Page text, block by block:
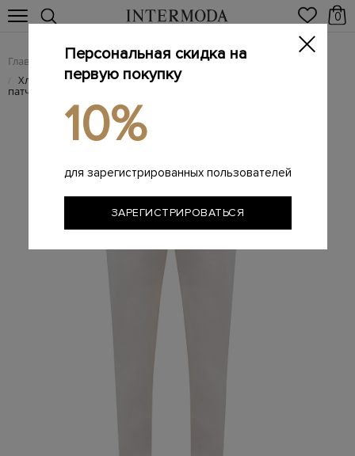
0
Главная Женщинам / SALE
/ Хлопковые джоггеры с эластичным поясом на кулиске и
патчем
Персональная скидка на
первую покупку
10%
для зарегистрированных пользователей
ЗАРЕГИСТРИРОВАТЬСЯ